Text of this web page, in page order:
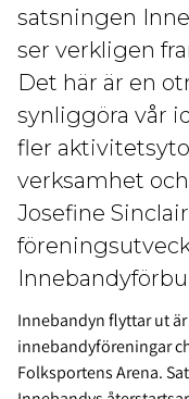
satsningen
ser verkligen
Det här är en
synliggöra vår
fler
verksamhet
Josefine
Innebandyn flyttar ut
innebandyföreningar
Folksportens Arena.